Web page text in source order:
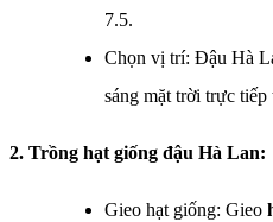
7.5.
Chọn vị trí: Đậu Hà
sáng mặt trời trực
2. Trồng hạt giống đậu Hà Lan:
Gieo hạt giống: Gieo